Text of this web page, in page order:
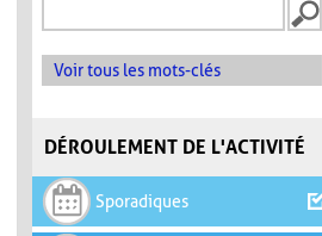
Voir tous les mots-clés
DÉROULEMENT DE L'ACTIVITÉ
Sporadiques